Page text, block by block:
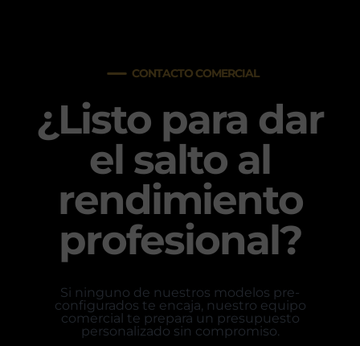
CONTACTO COMERCIAL
¿Listo para dar
el salto al
rendimiento
profesional?
Si ninguno de nuestros modelos pre-
configurados te encaja, nuestro equipo
comercial te prepara un presupuesto
personalizado sin compromiso.